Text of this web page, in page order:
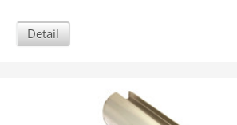
Detail